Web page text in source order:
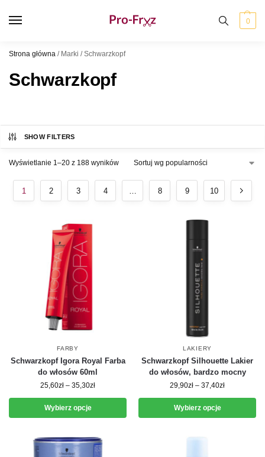
0
Strona główna / Marki /Schwarzkopf
Schwarzkopf
SHOW FILTERS
Wyświetlanie 1–20 z 188 wyników
1 2 3 4 … 8 9 10
FARBY
Schwarzkopf Igora Royal Farba
do włosów 60ml
25,60zł – 35,30zł
Wybierz opcje
LAKIERY
Schwarzkopf Silhouette Lakier
do włosów, bardzo mocny
29,90zł – 37,40zł
Wybierz opcje